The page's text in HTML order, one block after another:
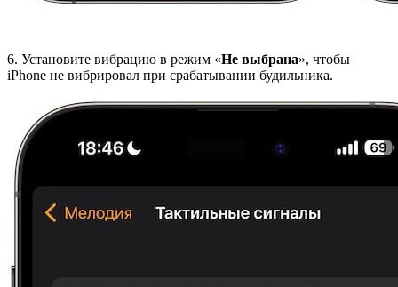
6. Установите вибрацию в режим «Не выбрана», чтобы
iPhone не вибрировал при срабатывании будильника.